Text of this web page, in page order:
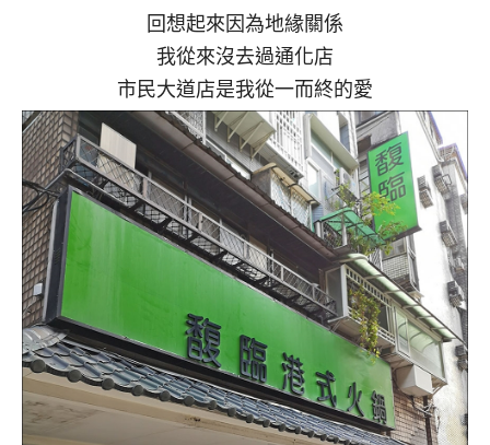
回想起來因為地緣關係
我從來沒去過通化店
市民大道店是我從一而終的愛